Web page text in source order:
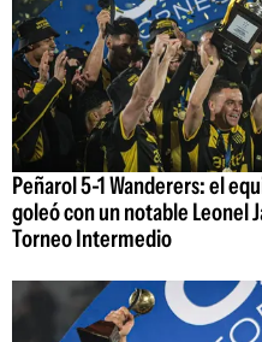
Peñarol 5-1 Wanderers: el
goleó con un notable Leonel
Torneo Intermedio